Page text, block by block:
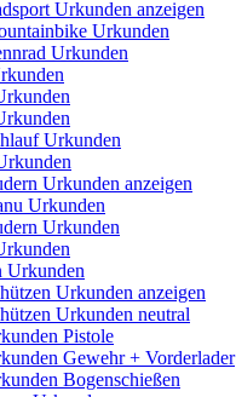
Urkunden anzeigen
Urkunden
Urkunden
Urkunden
Urkunden anzeigen
Urkunden
Urkunden
Urkunden
Urkunden anzeigen
Urkunden neutral
Pistole
Gewehr + Vorderlader
Bogenschießen